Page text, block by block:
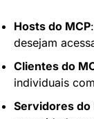
Hosts do MCP
desejam
Clientes do
individuais
Servidores do